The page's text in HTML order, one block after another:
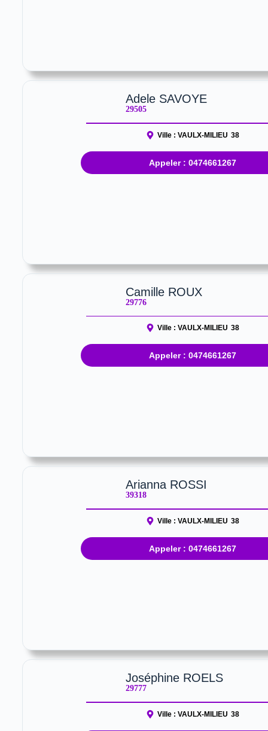
Adele SAVOYE
29505
Ville : VAULX-MILIEU 38
Appeler : 0474661267
Camille ROUX
29776
Ville : VAULX-MILIEU 38
Appeler : 0474661267
Arianna ROSSI
39318
Ville : VAULX-MILIEU 38
Appeler : 0474661267
Joséphine ROELS
29777
Ville : VAULX-MILIEU 38